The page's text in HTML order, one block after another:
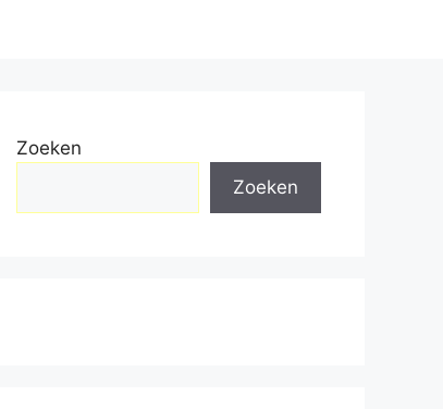
Zoeken
Zoeken